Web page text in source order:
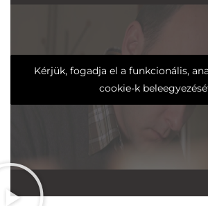
Kérjük, fogadja el a funkcionális,
cookie-k